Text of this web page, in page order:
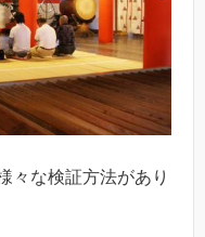
々な検証方法があり